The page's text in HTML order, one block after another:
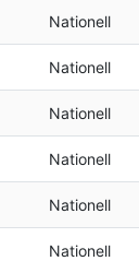
Nationell
Nationell
Nationell
Nationell
Nationell
Nationell